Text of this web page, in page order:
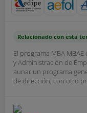
Relacionado con esta
El programa MBA
y Administración de
aunar un programa
de dirección, con otro